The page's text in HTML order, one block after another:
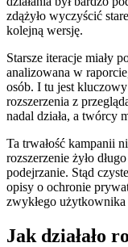
zdążyło wyczyścić
kolejną wersję.
Starsze iteracje miały
analizowana w
osób. I tu jest
rozszerzenia z
nadal działa, a twórcy
Ta trwałość kampanii
rozszerzenie żyło
podejrzanie. Stąd
opisy o ochronie
zwykłego
Jak działało